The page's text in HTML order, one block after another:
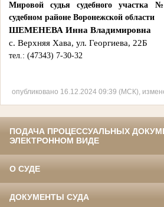
Мировой судья судебного
судебном районе Воронежской области
ШЕМЕНЕВА Инна Владимировна
с. Верхняя Хава, ул. Георгиева, 22Б
тел.: (47343) 7-30-32
опубликовано 16.12.2024 09:39 (МСК),
ПОДАЧА ПРОЦЕССУАЛЬНЫХ
ЭЛЕКТРОННОМ ВИДЕ
О СУДЕ
ДОКУМЕНТЫ СУДА